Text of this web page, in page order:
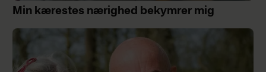
Min kærestes nærighed bekymrer mig